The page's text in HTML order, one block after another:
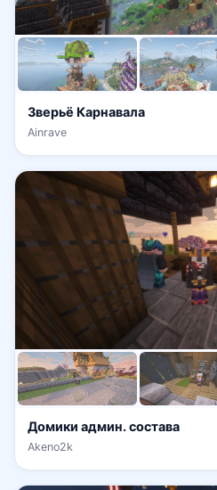
Зверьё Карнавала
Ainrave
Домики админ. состава
Akeno2k